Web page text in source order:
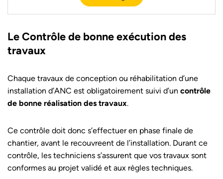
Le Contrôle de bonne exécution des
travaux
Chaque travaux de conception ou réhabilitation d’une
installation d’ANC est obligatoirement suivi d’un contrôle
de bonne réalisation des travaux.
Ce contrôle doit donc s’effectuer en phase finale de
chantier, avant le recouvreent de l’installation. Durant ce
contrôle, les techniciens s’assurent que vos travaux sont
conformes au projet validé et aux règles techniques.